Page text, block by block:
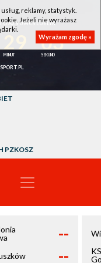
AZS UMCS LUBLIN
03
PZKOSZ
--
--
reklamy, statystyk.
Jeżeli nie wyrażasz
Wyrażam zgodę »